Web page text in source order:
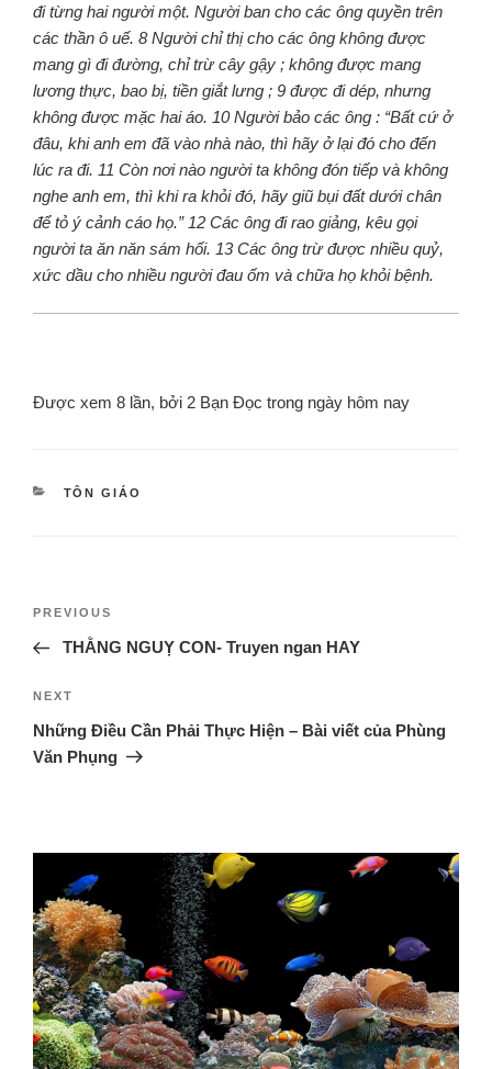
đi từng hai người một. Người ban cho các ông quyền trên
các thần ô uế. 8 Người chỉ thị cho các ông không được
mang gì đi đường, chỉ trừ cây gậy ; không được mang
lương thực, bao bị, tiền giắt lưng ; 9 được đi dép, nhưng
không được mặc hai áo. 10 Người bảo các ông : “Bất cứ ở
đâu, khi anh em đã vào nhà nào, thì hãy ở lại đó cho đến
lúc ra đi. 11 Còn nơi nào người ta không đón tiếp và không
nghe anh em, thì khi ra khỏi đó, hãy giũ bụi đất dưới chân
để tỏ ý cảnh cáo họ.” 12 Các ông đi rao giảng, kêu gọi
người ta ăn năn sám hối. 13 Các ông trừ được nhiều quỷ,
xức dầu cho nhiều người đau ốm và chữa họ khỏi bệnh.
Được xem 8 lần, bởi 2 Bạn Đọc trong ngày hôm nay
TÔN GIÁO
PREVIOUS
THẰNG NGUỴ CON- Truyen ngan HAY
NEXT
Những Điều Cần Phải Thực Hiện – Bài viết của Phùng
Văn Phụng